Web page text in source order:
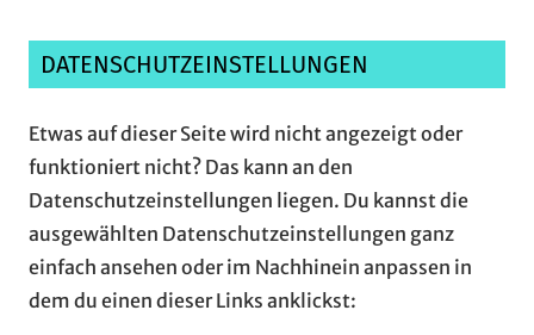
DATENSCHUTZEINSTELLUNGEN
Etwas auf dieser Seite wird nicht angezeigt oder
funktioniert nicht? Das kann an den
Datenschutzeinstellungen liegen. Du kannst die
ausgewählten Datenschutzeinstellungen ganz
einfach ansehen oder im Nachhinein anpassen in
dem du einen dieser Links anklickst: